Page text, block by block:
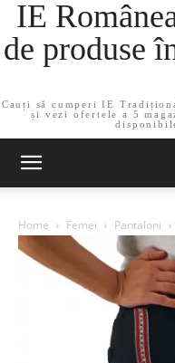
IE
de produse
Cauți să cumperi IE
și vezi ofertele a 5
Home Femei Pantaloni